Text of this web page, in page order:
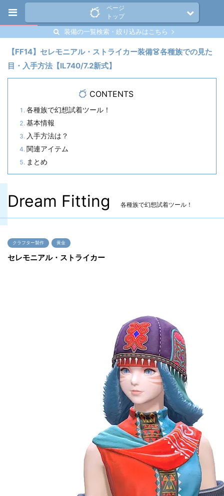
ページ
トップ
装備の一覧検索・絞り込みはこちら
【FF14】セレモニアル・ストライカー装備👗各種族での見た
目・入手方法【IL740/7.2新式】
CONTENTS
各種族で幻想試着ツール！
基本情報
入手方法は？
関連アイテム
まとめ
Dream Fitting 各種族で幻想試着ツール！
クラフター製作 黄金
セレモニアル・ストライカー